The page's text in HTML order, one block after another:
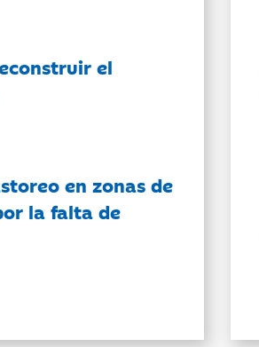
el
en zonas de
la falta de